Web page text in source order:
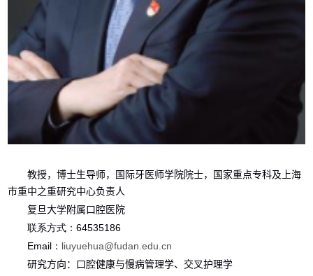
教授，博士生导师， 国际牙医师学院院士，
国家重点专科及上海
市重中之重研究中心负责人
复旦大学附属口腔医院
联系方式：64535186
Email ： liuyuehua@fudan.edu.cn
研究方向： 口腔健康与慢病管理学、交叉护理学